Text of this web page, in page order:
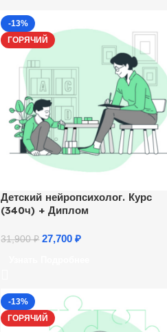
-13%
ГОРЯЧИЙ
Детский нейропсихолог. Курс
(340ч) + Диплом
31,900₽ 27,700₽
-13%
ГОРЯЧИЙ